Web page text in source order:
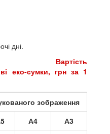
дні.
еко-сумки, грн за 1
зображення
А4
А3